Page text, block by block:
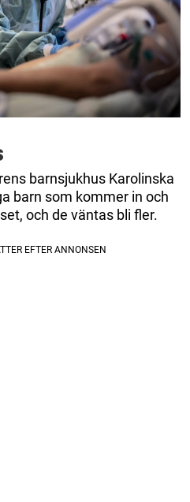
barnsjukhus Karolinska
barn som kommer in och
och de väntas bli fler.